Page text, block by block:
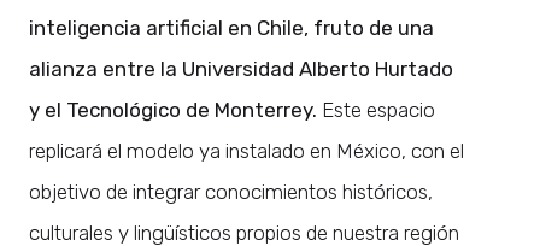
inteligencia artificial en Chile, fruto de una
alianza entre la Universidad Alberto Hurtado
y el Tecnológico de Monterrey. Este espacio
replicará el modelo ya instalado en México, con el
objetivo de integrar conocimientos históricos,
culturales y lingüísticos propios de nuestra región